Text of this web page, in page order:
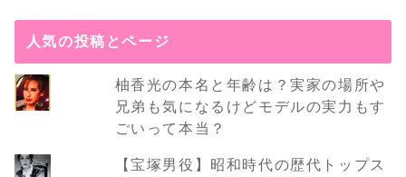
人気の投稿とページ
柚香光の本名と年齢は？実家の場所や
兄弟も気になるけどモデルの実力もす
ごいって本当？
【宝塚男役】昭和時代の歴代トップス